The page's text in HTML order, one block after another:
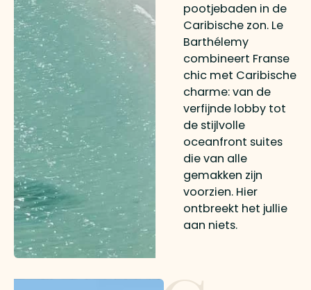
pootjebaden in de
Caribische zon. Le
Barthélemy
combineert Franse
chic met Caribische
charme: van de
verfijnde lobby tot
de stijlvolle
oceanfront suites
die van alle
gemakken zijn
voorzien. Hier
ontbreekt het jullie
aan niets.